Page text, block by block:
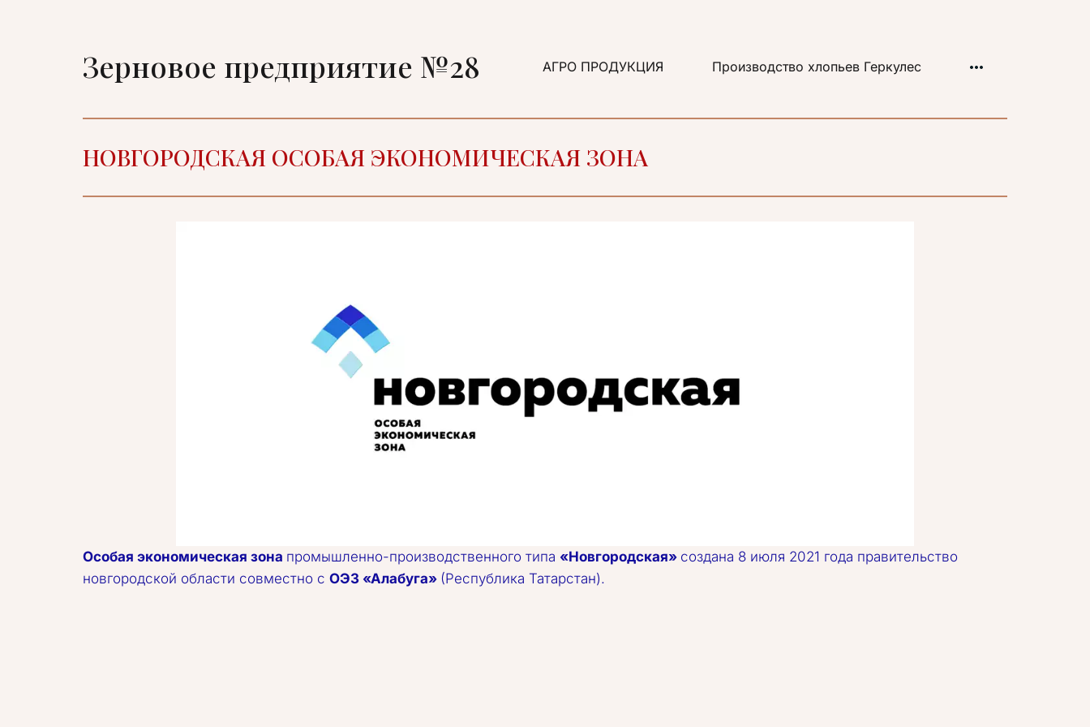
Зерновое предприятие №28 АГРО ПРОДУКЦИЯ Производство хлопьев Геркулес
НОВГОРОДСКАЯ ОСОБАЯ ЭКОНОМИЧЕСКАЯ ЗОНА
Особая экономическая зона промышленно-производственного типа «Новгородская» создана 8 июля 2021 года правительство
новгородской области совместно с ОЭЗ «Алабуга» (Республика Татарстан).